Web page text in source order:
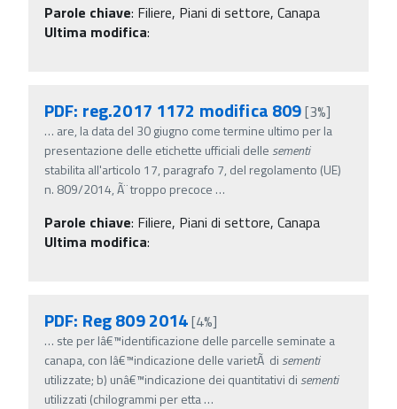
Parole chiave: Filiere, Piani di settore, Canapa
Ultima modifica:
PDF: reg.2017 1172 modifica 809[3%]
… are, la data del 30 giugno come termine ultimo per la
presentazione delle etichette ufficiali delle sementi
stabilita all'articolo 17, paragrafo 7, del regolamento (UE)
n. 809/2014, Ã¨ troppo precoce …
Parole chiave: Filiere, Piani di settore, Canapa
Ultima modifica:
PDF: Reg 809 2014[4%]
… ste per lâ€™identificazione delle parcelle seminate a
canapa, con lâ€™indicazione delle varietÃ di sementi
utilizzate; b) unâ€™indicazione dei quantitativi di sementi
utilizzati (chilogrammi per etta…